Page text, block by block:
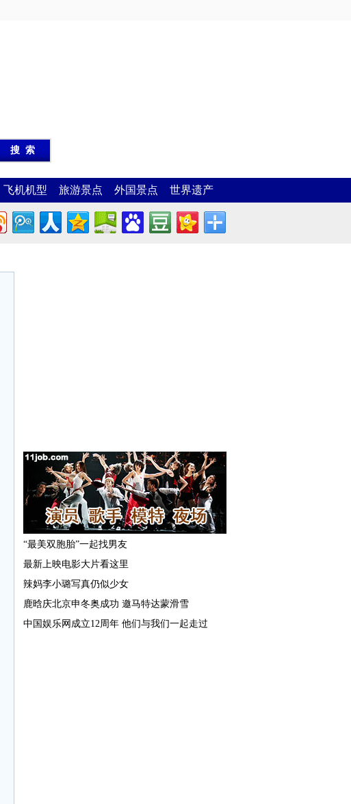
飞机机型 旅游景点 外国景点 世界遗产